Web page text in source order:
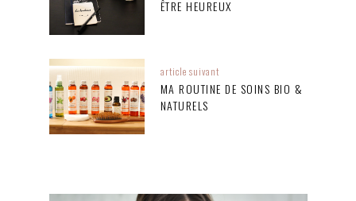
ÊTRE HEUREUX
article suivant
MA ROUTINE DE SOINS BIO &
NATURELS